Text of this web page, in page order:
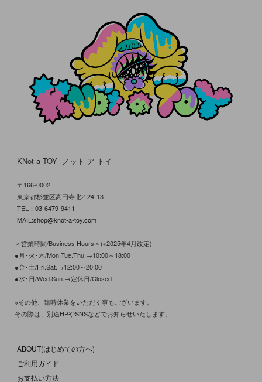
KNot a TOY -ノット ア トイ-
〒166-0002
東京都杉並区高円寺北2-24-13
TEL： 03-6479-9411
MAIL:shop@knot-a-toy.com
＜営業時間/Business Hours＞(※2025年4月改定)
●月･火･木/Mon.Tue.Thu.→10:00～18:00
●金･土/Fri.Sat.→12:00～20:00
●水･日/Wed.Sun.→定休日/Closed
※その他、臨時休業をいただく事もございます。
その際は、別途HPやSNSなどでお知らせいたします。
ABOUT(はじめての方へ)
ご利用ガイド
お支払い方法